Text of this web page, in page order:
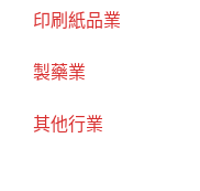
印刷紙品業
製藥業
其他行業